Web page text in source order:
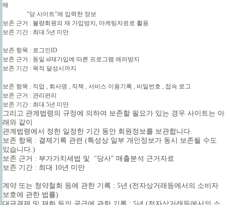
해
"당 사이트"에 입력한 정보
보존 근거 : 불량회원의 재 가입방지, 마케팅자료로 활용
보존 기간 : 최대 5년 미만
보존 항목 : 로그인ID
보존 근거 : 동일 id재가입에 따른 프로그램 에러방지
보존 기간 : 목적 달성시까지
보존 항목 : 직업 , 회사명 , 직책 , 서비스 이용기록 , 비밀번호 , 접속 로그
보존 근거 : 관리편리
보존 기간 : 최대 5년 미만
그리고 관계법령의 규정에 의하여 보존할 필요가 있는 경우 사이트는 아
래와 같이
관계법령에서 정한 일정한 기간 동안 회원정보를 보관합니다.
보존 항목 : 결제기록 관련 (특성상 일부 개인정보가 동시 보존될 수도
있습니다.)
보존 근거 : 부가가치세법 및 "당사" 매출분석 근거자료
보존 기간 : 최대 10년 미만
계약 또는 청약철회 등에 관한 기록 : 5년 (전자상거래등에서의 소비자
보호에 관한 법률)